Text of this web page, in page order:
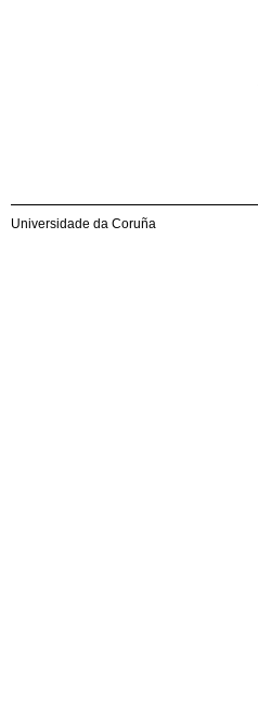
Universidade da Coruña